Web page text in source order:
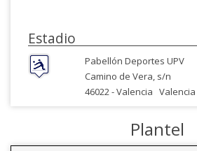
Estadio
Pabellón Deportes UPV
Camino de Vera, s/n
46022 -Valencia Valencia
Plantel